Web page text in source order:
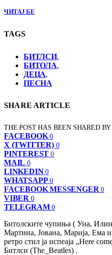
ЧИТАЈ БЕ
TAGS
БИТЛСИ,
БИТОЛА,
ДЕЦА,
ПЕСНА
SHARE ARTICLE
THE POST HAS BEEN SHARED
FACEBOOK 0
X (TWITTER) 0
PINTEREST 0
MAIL 0
LINKEDIN 0
WHATSAPP 0
FACEBOOK MESSENGER 0
VIBER 0
TELEGRAM 0
Битолските чупиња ( Уна,
Мартина, Јована, Марија, Ема
ретро стил ја испеаја „Here
Битлси (The_Beatles) .